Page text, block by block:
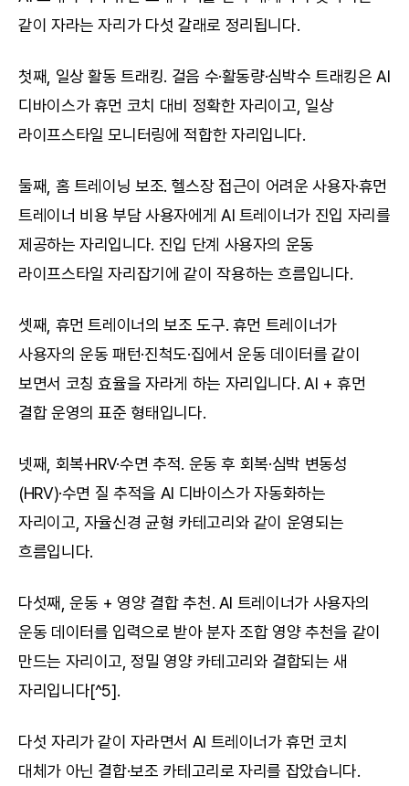
같이 자라는 자리가 다섯 갈래로 정리됩니다.
첫째, 일상 활동 트래킹. 걸음 수·활동량·심박수 트래킹은 AI
디바이스가 휴먼 코치 대비 정확한 자리이고, 일상
라이프스타일 모니터링에 적합한 자리입니다.
둘째, 홈 트레이닝 보조. 헬스장 접근이 어려운 사용자·휴먼
트레이너 비용 부담 사용자에게 AI 트레이너가 진입 자리를
제공하는 자리입니다. 진입 단계 사용자의 운동
라이프스타일 자리잡기에 같이 작용하는 흐름입니다.
셋째, 휴먼 트레이너의 보조 도구. 휴먼 트레이너가
사용자의 운동 패턴·진척도·집에서 운동 데이터를 같이
보면서 코칭 효율을 자라게 하는 자리입니다. AI + 휴먼
결합 운영의 표준 형태입니다.
넷째, 회복·HRV·수면 추적. 운동 후 회복·심박 변동성
(HRV)·수면 질 추적을 AI 디바이스가 자동화하는
자리이고, 자율신경 균형 카테고리와 같이 운영되는
흐름입니다.
다섯째, 운동 + 영양 결합 추천. AI 트레이너가 사용자의
운동 데이터를 입력으로 받아 분자 조합 영양 추천을 같이
만드는 자리이고, 정밀 영양 카테고리와 결합되는 새
자리입니다[^5].
다섯 자리가 같이 자라면서 AI 트레이너가 휴먼 코치
대체가 아닌 결합·보조 카테고리로 자리를 잡았습니다.